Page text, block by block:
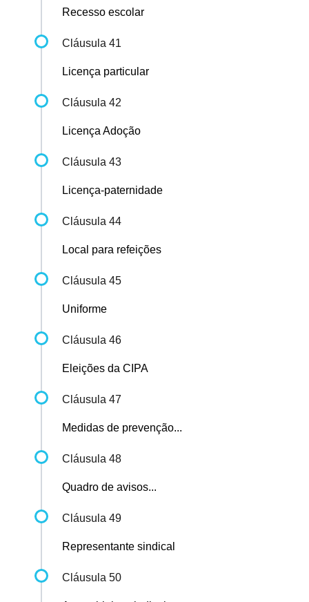
Recesso escolar
Cláusula 41
Licença particular
Cláusula 42
Licença Adoção
Cláusula 43
Licença-paternidade
Cláusula 44
Local para refeições
Cláusula 45
Uniforme
Cláusula 46
Eleições da CIPA
Cláusula 47
Medidas de prevenção...
Cláusula 48
Quadro de avisos...
Cláusula 49
Representante sindical
Cláusula 50